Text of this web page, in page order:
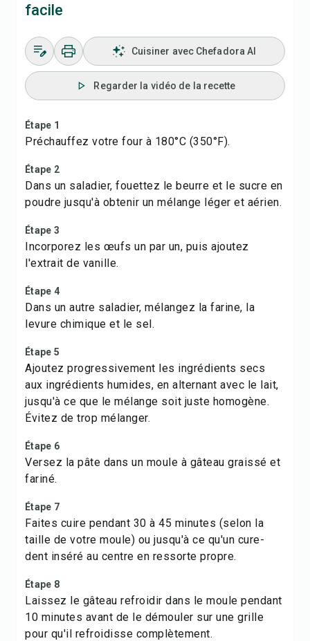
facile
Cuisiner avec Chefadora AI
Regarder la vidéo de la recette
Étape 1
Préchauffez votre four à 180°C (350°F).
Étape 2
Dans un saladier, fouettez le beurre et le sucre en
poudre jusqu'à obtenir un mélange léger et aérien.
Étape 3
Incorporez les œufs un par un, puis ajoutez
l'extrait de vanille.
Étape 4
Dans un autre saladier, mélangez la farine, la
levure chimique et le sel.
Étape 5
Ajoutez progressivement les ingrédients secs
aux ingrédients humides, en alternant avec le lait,
jusqu'à ce que le mélange soit juste homogène.
Évitez de trop mélanger.
Étape 6
Versez la pâte dans un moule à gâteau graissé et
fariné.
Étape 7
Faites cuire pendant 30 à 45 minutes (selon la
taille de votre moule) ou jusqu'à ce qu'un cure-
dent inséré au centre en ressorte propre.
Étape 8
Laissez le gâteau refroidir dans le moule pendant
10 minutes avant de le démouler sur une grille
pour qu'il refroidisse complètement.